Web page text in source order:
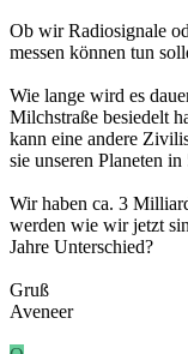
Ob wir Radiosignale
messen können tun
Wie lange wird es
Milchstraße besiedelt
kann eine andere
sie unseren Planeten
Wir haben ca. 3
werden wie wir jetzt
Jahre Unterschied?
Gruß
Aveneer